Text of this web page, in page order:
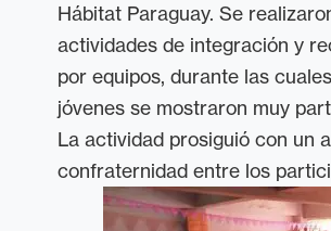
Hábitat Paraguay. Se
actividades de integración y
por equipos, durante las
jóvenes se mostraron muy
La actividad prosiguió con un
confraternidad entre los